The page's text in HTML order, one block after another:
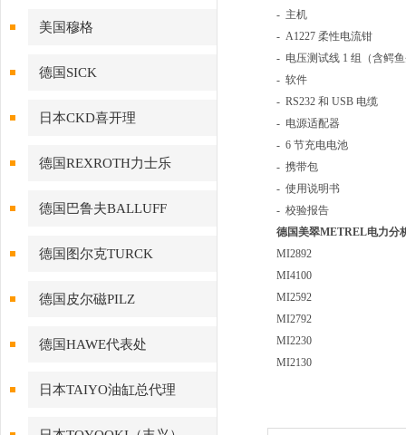
美国穆格
德国SICK
日本CKD喜开理
德国REXROTH力士乐
德国巴鲁夫BALLUFF
德国图尔克TURCK
德国皮尔磁PILZ
德国HAWE代表处
日本TAIYO油缸总代理
- 主机
- A1227 柔性电流钳
- 电压测试线 1 组（含鳄
- 软件
- RS232 和 USB 电缆
- 电源适配器
- 6 节充电电池
- 携带包
- 使用说明书
- 校验报告
德国美翠METREL电力分
MI2892
MI4100
MI2592
MI2792
MI2230
MI2130